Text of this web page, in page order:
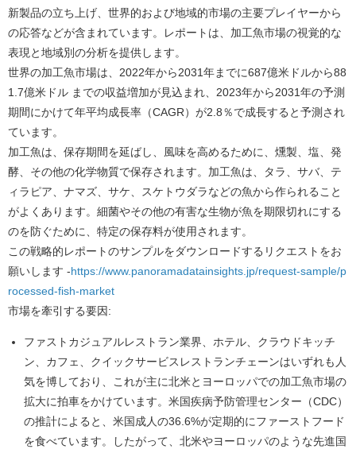
新製品の立ち上げ、世界的および地域的市場の主要プレイヤーから
の応答などが含まれています。レポートは、加工魚市場の視覚的な
表現と地域別の分析を提供します。
世界の加工魚市場は、2022年から2031年までに687億米ドルから88
1.7億米ドル までの収益増加が見込まれ、2023年から2031年の予測
期間にかけて年平均成長率（CAGR）が2.8％で成長すると予測され
ています。
加工魚は、保存期間を延ばし、風味を高めるために、燻製、塩、発
酵、その他の化学物質で保存されます。加工魚は、タラ、サバ、テ
ィラピア、ナマズ、サケ、スケトウダラなどの魚から作られること
がよくあります。細菌やその他の有害な生物が魚を期限切れにする
のを防ぐために、特定の保存料が使用されます。
この戦略的レポートのサンプルをダウンロードするリクエストをお
願いします -https://www.panoramadatainsights.jp/request-sample/p
rocessed-fish-market
市場を牽引する要因:
ファストカジュアルレストラン業界、ホテル、クラウドキッチ
ン、カフェ、クイックサービスレストランチェーンはいずれも人
気を博しており、これが主に北米とヨーロッパでの加工魚市場の
拡大に拍車をかけています。米国疾病予防管理センター（CDC）
の推計によると、米国成人の36.6%が定期的にファーストフード
を食べています。したがって、北米やヨーロッパのような先進国